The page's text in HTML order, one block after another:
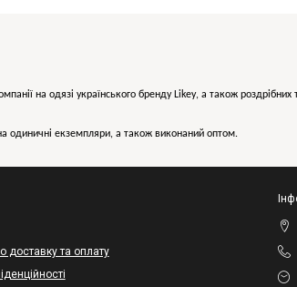
на одязі українського бренду Likey, а також
екземпляри, а також виконаний оптом.
доставку та оплату